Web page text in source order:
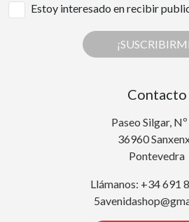
Estoy interesado en recibir
Contacto
Paseo Silgar,
36960
Pontevedra
Llámanos: +34 691